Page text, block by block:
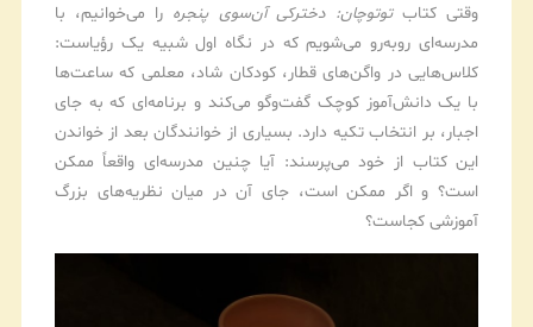
وقتی کتابتوتوچان: دخترکی آن‌سوی پنجره را می‌خوانیم، با
مدرسه‌ای روبه‌رو می‌شویم که در نگاه اول شبیه یک رؤیاست:
کلاس‌هایی در واگن‌های قطار، کودکان شاد، معلمی که ساعت‌ها
با یک دانش‌آموز کوچک گفت‌وگو می‌کند و برنامه‌ای که به جای
اجبار، بر انتخاب تکیه دارد. بسیاری از خوانندگان بعد از خواندن
این کتاب از خود می‌پرسند: آیا چنین مدرسه‌ای واقعاً ممکن
است؟ و اگر ممکن است، جای آن در میان نظریه‌های بزرگ
آموزشی کجاست؟